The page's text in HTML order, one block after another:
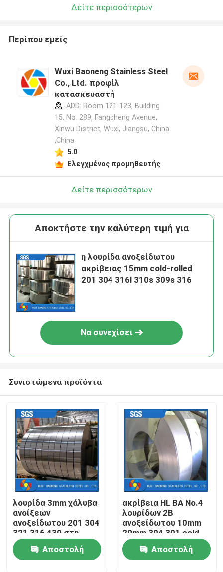
Αρχική Σελίδα
Προϊόντα
Δείτε περισσότερων
Περίπου εμείς
Wuxi Baoneng Stainless Steel
Co., Ltd. προφίλ
κατασκευαστή
ADD: Room 121-123, Building
15, No. 289, Fangcheng Avenue,
Xinwu District, Wuxi, Jiangsu, China
,China
5.0
Ελεγχμένος προμηθευτής
Δείτε περισσότερων
Αποκτήστε την καλύτερη τιμή για
η λουρίδα ανοξείδωτου
ακρίβειας 15mm cold-rolled
201 304 316l 310s 309s 316
Να συνεχίσει
Συνιστώμενα προϊόντα
λουρίδα 3mm χάλυβα
ανοίξεων
ανοξείδωτου 201 304
321 316 430 στη
σπείρα
Αποστολή
ακρίβεια HL BA No.4
λουρίδων 2B
ανοξείδωτου 10mm
20mm 304 301 cold-
rolled
Αποστολή